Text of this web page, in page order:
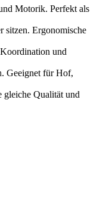
Motorik. Perfekt als
sitzen. Ergonomische
und
Geeignet für Hof,
Qualität und